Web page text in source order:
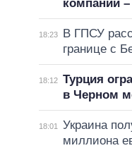
компании
18:23
В ГПСУ
границе с
18:12 Турция
в Черном
18:01
Украина
миллиона